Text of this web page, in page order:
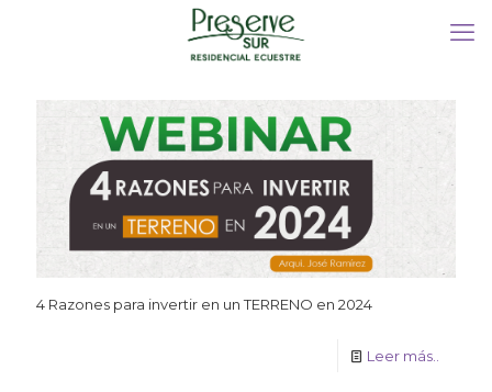
4 Razones para invertir en un TERRENO en 2024
Leer más..